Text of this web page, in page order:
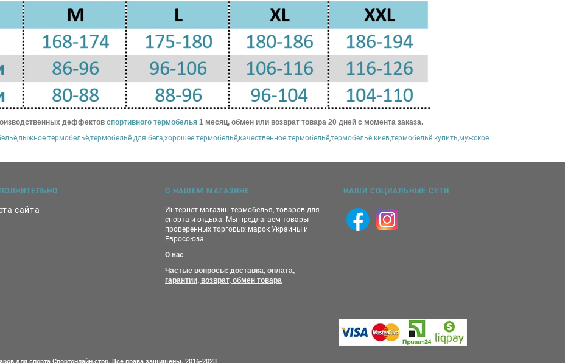
деффектов спортивного термобелья1 месяц, обмен или возврат товара 20 дней с момента заказа.
,лыжное термобельё,термобельё для бега,хорошее термобельё,качественное термобельё,термобельё киев,термобельё купить,мужское
сайта
О НАШЕМ МАГАЗИНЕ
Интернет магазин термобелья, товаров для
спорта и отдыха. Мы предлагаем товары
проверенных торговых марок Украины и
Евросоюза.
О нас
Частые вопросы: доставка, оплата,
гарантии, возврат, обмен товара
НАШИ СОЦИАЛЬНЫЕ СЕТИ